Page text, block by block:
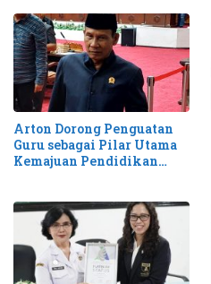
Arton Dorong Penguatan
Guru sebagai Pilar Utama
Kemajuan Pendidikan